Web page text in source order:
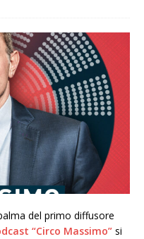
del primo diffusore
“Circo Massimo” si